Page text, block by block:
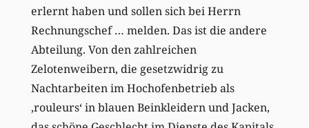
erlernt haben und sollen sich bei Herrn
Rechnungschef … melden. Das ist die andere
Abteilung. Von den zahlreichen
Zelotenweibern, die gesetzwidrig zu
Nachtarbeiten im Hochofenbetrieb als
‚rouleurs‘ in blauen Beinkleidern und Jacken,